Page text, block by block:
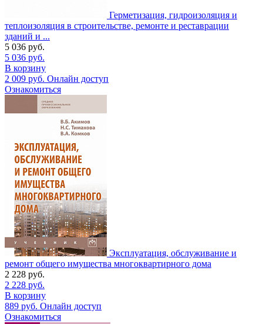
Герметизация, гидроизоляция и
теплоизоляция в строительстве, ремонте и реставрации
зданий и ...
5 036 руб.
5 036 руб.
В корзину
2 009 руб. Онлайн доступ
Ознакомиться
Эксплуатация, обслуживание и
ремонт общего имущества многоквартирного дома
2 228 руб.
2 228 руб.
В корзину
889 руб. Онлайн доступ
Ознакомиться